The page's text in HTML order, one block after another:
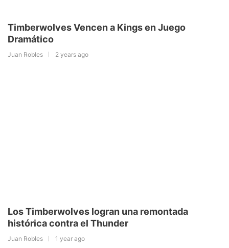
Timberwolves Vencen a Kings en Juego
Dramático
Juan Robles 2 years ago
Los Timberwolves logran una remontada
histórica contra el Thunder
Juan Robles 1 year ago